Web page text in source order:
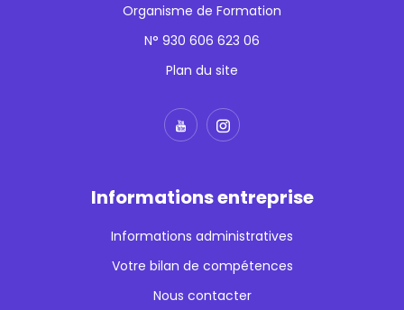
Organisme de Formation
N° 930 606 623 06
Plan du site
Informations entreprise
Informations administratives
Votre bilan de compétences
Nous contacter